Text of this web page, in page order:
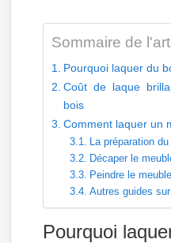
Sommaire de
Pourquoi laquer du
Coût de laque
bois
Comment laquer un
La préparation
Décaper le
Peindre le
Autres guides
Pourquoi